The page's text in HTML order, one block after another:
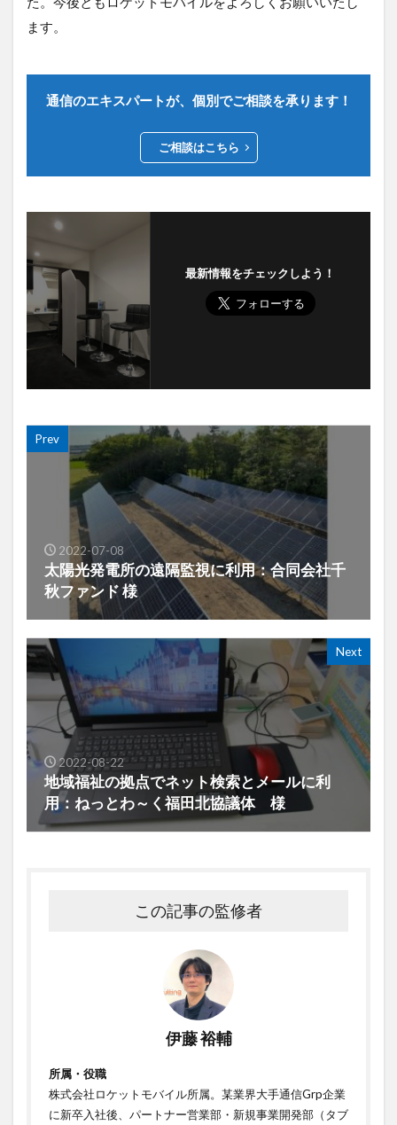
ます。
通信のエキスパートが、個別でご相談を承ります！
ご相談はこちら
最新情報をチェックしよう！
Prev
2022-07-08
太陽光発電所の遠隔監視に利用：合同会社千
秋ファンド 様
Next
2022-08-22
地域福祉の拠点でネット検索とメールに利
用：ねっとわ～く福田北協議体 様
この記事の監修者
伊藤 裕輔
所属・役職
株式会社ロケットモバイル所属。某業界大手通信Grp企業
に新卒入社後、パートナー営業部・新規事業開発部（タブ